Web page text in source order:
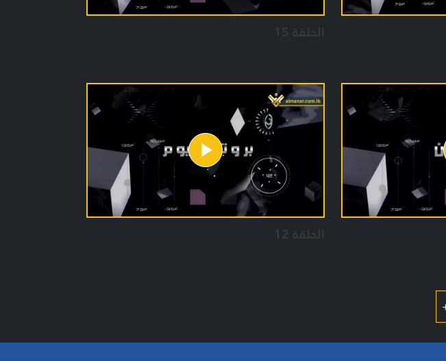
الحلقة 15
الحلقة 12